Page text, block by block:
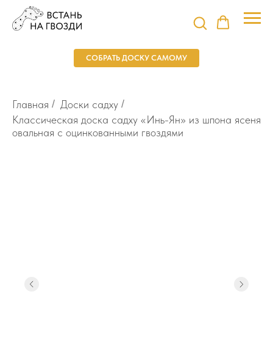
СОБРАТЬ ДОСКУ САМОМУ
Главная / Доски садху /
Классическая доска садху «Инь-Ян» из шпона ясеня
овальная с оцинкованными гвоздями